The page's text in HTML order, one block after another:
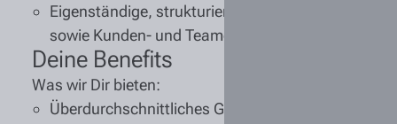
Eigenständige, strukturierte Arbeitsweise
sowie Kunden- und Teamorientierung
Deine Benefits
Was wir Dir bieten:
Überdurchschnittliches Gehalt